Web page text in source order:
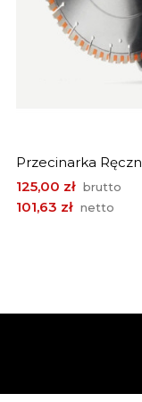
Przecinarka
Cena
125,00 zł brutto
101,63 zł netto